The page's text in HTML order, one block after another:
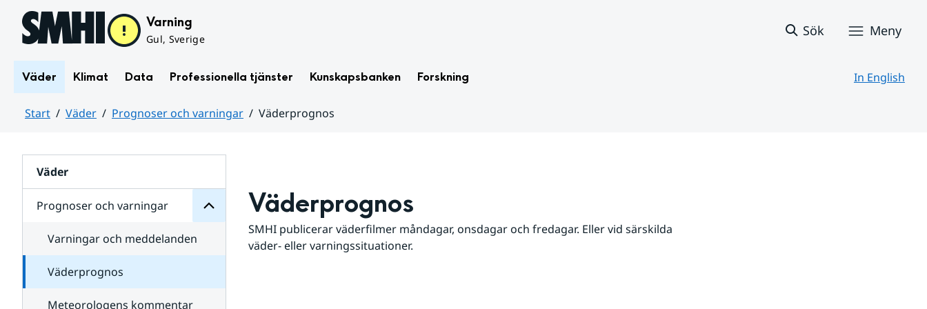
Hoppa till sidans innehåll Varning
Gul, Sverige
Sök Meny
Väder Klimat Data Professionella tjänster Kunskapsbanken Forskning In English
Start Väder Prognoser och varningar
Väderprognos
Väder
Prognoser och varningar
för
varningar
Varningar och meddelanden
Väderprognos
Meteorologens kommentar
Väderprognos
SMHI publicerar väderfilmer måndagar, onsdagar och fredagar. Eller vid särskilda
väder- eller varningssituationer.